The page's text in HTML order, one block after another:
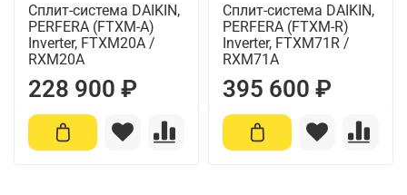
Сплит-система DAIKIN,
PERFERA (FTXM-A)
Inverter, FTXM20A /
RXM20A
228 900 ₽
Сплит-система DAIKIN,
PERFERA (FTXM-R)
Inverter, FTXM71R /
RXM71A
395 600 ₽